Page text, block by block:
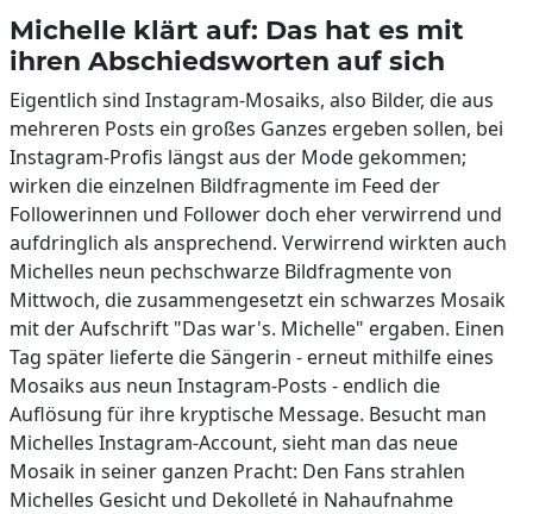
Michelle klärt auf: Das hat es mit
ihren Abschiedsworten auf sich
Eigentlich sind Instagram-Mosaiks, also Bilder, die aus
mehreren Posts ein großes Ganzes ergeben sollen, bei
Instagram-Profis längst aus der Mode gekommen;
wirken die einzelnen Bildfragmente im Feed der
Followerinnen und Follower doch eher verwirrend und
aufdringlich als ansprechend. Verwirrend wirkten auch
Michelles neun pechschwarze Bildfragmente von
Mittwoch, die zusammengesetzt ein schwarzes Mosaik
mit der Aufschrift "Das war's. Michelle" ergaben. Einen
Tag später lieferte die Sängerin - erneut mithilfe eines
Mosaiks aus neun Instagram-Posts - endlich die
Auflösung für ihre kryptische Message. Besucht man
Michelles Instagram-Account, sieht man das neue
Mosaik in seiner ganzen Pracht: Den Fans strahlen
Michelles Gesicht und Dekolleté in Nahaufnahme